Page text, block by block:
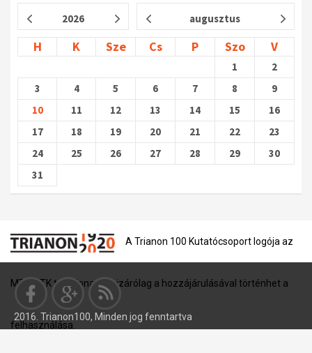
2026 augusztus
H K Sze Cs P Szo V
1
2
3
4 5 6 7 8
9
10
11 12 13 14 15
16
17
18 19 20 21 22
23
24
25 26 27 28 29
30
31
A Trianon 100 Kutatócsoport logója az
MTA BTK tulajdona, és kizárólag a hozzájárulásával történhet a
felhasználása.
2016. Trianon100, Minden jog fenntartva